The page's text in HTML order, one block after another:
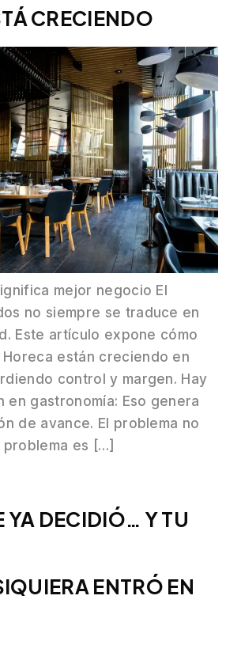
CRECIENDO
mejor negocio El
no siempre se traduce en
Este artículo expone cómo
están creciendo en
control y margen. Hay
en gastronomía: Eso genera
de avance. El problema no
problema es […]
YA DECIDIÓ… Y TU
ENTRÓ EN